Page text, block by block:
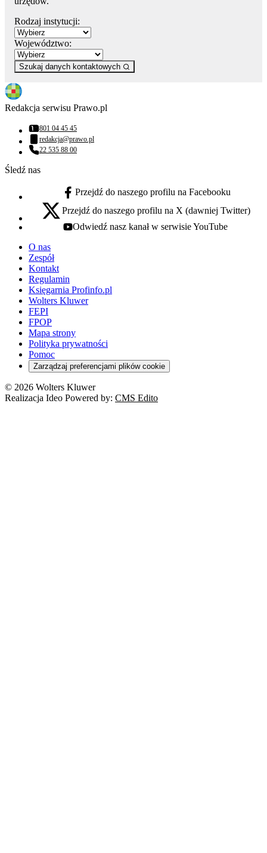
Rodzaj instytucji:
Województwo:
Szukaj danych kontaktowych
Redakcja serwisu Prawo.pl
Numer telefonu:
801 04 45 45
Adres email:
redakcja@prawo.pl
Numer telefonu:
22 535 88 00
Śledź nas
facebook - otwiera się w nowej karcie
Przejdź do naszego profilu na Facebooku
x - otwiera się w nowej karcie
Przejdź do naszego profilu na X (dawniej Twitter)
youtube - otwiera się w nowej karcie
Odwiedź nasz kanał w serwisie YouTube
O nas
Zespół
Kontakt
Regulamin
Księgarnia Profinfo.pl
Wolters Kluwer
FEPI
FPOP
Mapa strony
Polityka prywatności
Pomoc
Zarządzaj preferencjami plików cookie
© 2026 Wolters Kluwer
Realizacja Ideo Powered by: CMS Edito